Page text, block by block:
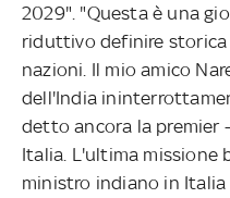
2029". "Questa è una
riduttivo definire
nazioni. Il mio amico
dell'India
detto ancora la premier
Italia. L'ultima missione
ministro indiano in Italia